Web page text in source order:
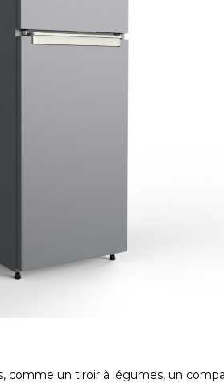
comme un tiroir à légumes, un